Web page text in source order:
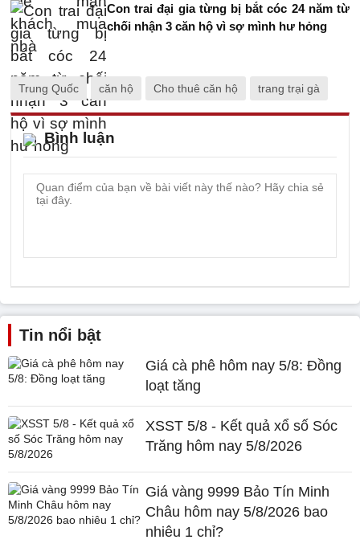
Con trai đại gia từng bị bắt cóc 24 năm từ
chối nhận 3 căn hộ vì sợ mình hư hỏng
Trung Quốc căn hộ Cho thuê căn hộ trang trại gà
Bình luận
Tin nổi bật
Giá cà phê hôm nay 5/8: Đồng
loạt tăng
XSST 5/8 - Kết quả xổ số Sóc
Trăng hôm nay 5/8/2026
Giá vàng 9999 Bảo Tín Minh
Châu hôm nay 5/8/2026 bao
nhiêu 1 chỉ?